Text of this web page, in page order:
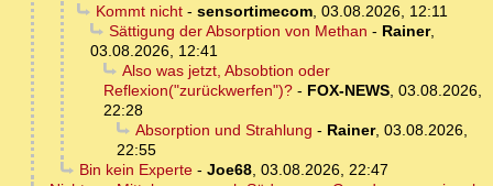
Kommt nicht- sensortimecom, 03.08.2026, 12:11
Sättigung der Absorption von Methan - Rainer,
03.08.2026, 12:41
Also was jetzt, Absobtion oder
Reflexion("zurückwerfen")? - FOX-NEWS, 03.08.2026,
22:28
Absorption und Strahlung - Rainer, 03.08.2026,
22:55
Bin kein Experte- Joe68, 03.08.2026, 22:47